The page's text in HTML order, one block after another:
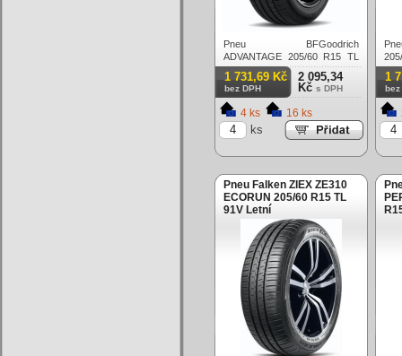
Pneu BFGoodrich
ADVANTAGE 205/60 R15 TL
91V Letní
1 731,69 Kč
bez DPH
2 095,34
Kč s DPH
4 ks 16 ks
ks
1
bez
Pneu Falken ZIEX ZE310
ECORUN 205/60 R15 TL
91V Letní